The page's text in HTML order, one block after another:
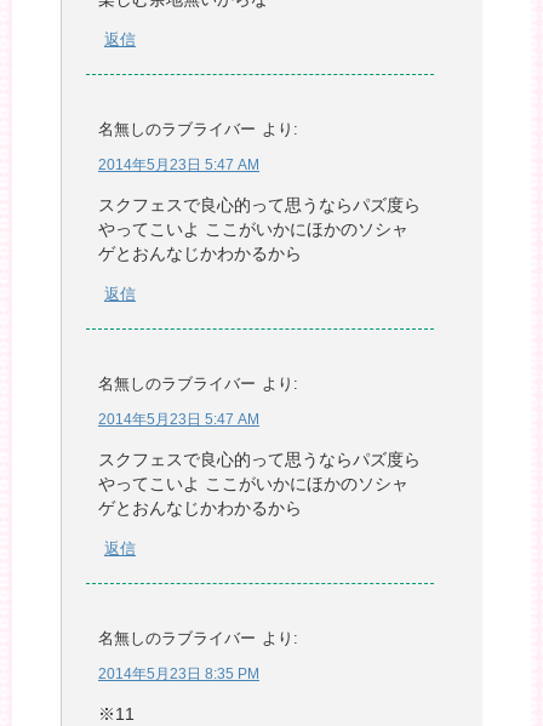
返信
名無しのラブライバー より:
2014年5月23日 5:47 AM
スクフェスで良心的って思うならパズ度ら
やってこいよ ここがいかにほかのソシャ
ゲとおんなじかわかるから
返信
名無しのラブライバー より:
2014年5月23日 5:47 AM
スクフェスで良心的って思うならパズ度ら
やってこいよ ここがいかにほかのソシャ
ゲとおんなじかわかるから
返信
名無しのラブライバー より:
2014年5月23日 8:35 PM
※11